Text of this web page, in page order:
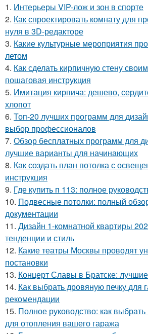
1. Интерьеры VIP-лож и зон в спорте
2. Как спроектировать комнату для
нуля в 3D-редакторе
3. Какие культурные мероприятия
летом
4. Как сделать кирпичную стену
пошаговая инструкция
5. Имитация кирпича: дешево,
хлопот
6. Топ-20 лучших программ для
выбор профессионалов
7. Обзор бесплатных программ для
лучшие варианты для начинающих
8. Как создать план потолка с
инструкция
9. Где купить п 113: полное
10. Подвесные потолки: полный
документации
11. Дизайн 1-комнатной квартиры
тенденции и стиль
12. Какие театры Москвы проводят
постановки
13. Концерт Славы в Братске:
14. Как выбрать дровяную печку для
рекомендации
15. Полное руководство: как
для отопления вашего гаража